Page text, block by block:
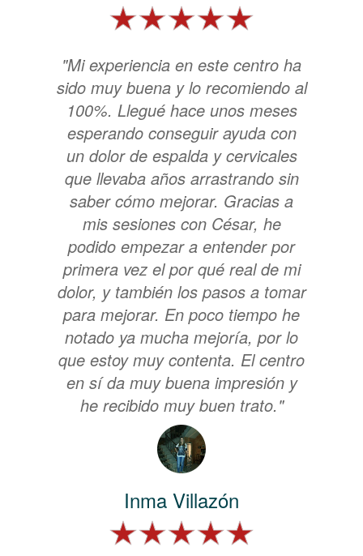
"Mi experiencia en este centro ha
sido muy buena y lo recomiendo al
100%. Llegué hace unos meses
esperando conseguir ayuda con
un dolor de espalda y cervicales
que llevaba años arrastrando sin
saber cómo mejorar. Gracias a
mis sesiones con César, he
podido empezar a entender por
primera vez el por qué real de mi
dolor, y también los pasos a tomar
para mejorar. En poco tiempo he
notado ya mucha mejoría, por lo
que estoy muy contenta. El centro
en sí da muy buena impresión y
he recibido muy buen trato."
Inma Villazón